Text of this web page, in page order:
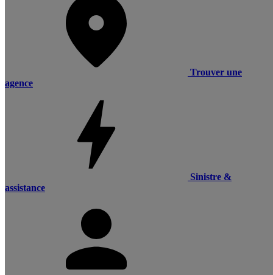
Trouver une
agence
Sinistre &
assistance